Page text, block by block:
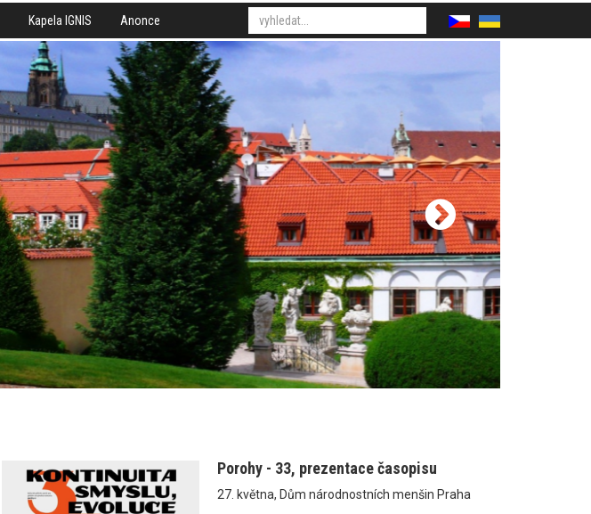
Kapela IGNIS Anonce
Porohy - 33, prezentace časopisu
27. května, Dům národnostních menšin Praha